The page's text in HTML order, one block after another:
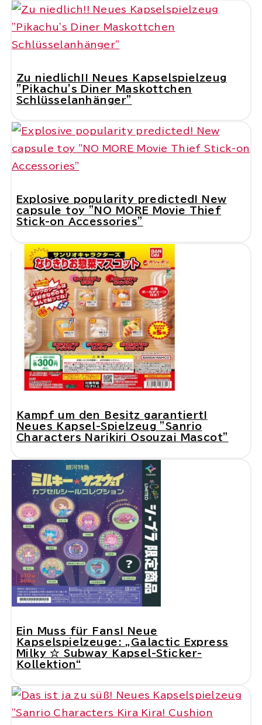
Zu niedlich!! Neues Kapselspielzeug
"Pikachu's Diner Maskottchen
Schlüsselanhänger"
Explosive popularity predicted! New
capsule toy "NO MORE Movie Thief
Stick-on Accessories"
Kampf um den Besitz garantiert!
Neues Kapsel-Spielzeug "Sanrio
Characters Narikiri Osouzai Mascot"
Ein Muss für Fans! Neue
Kapselspielzeuge: „Galactic Express
Milky ☆ Subway Kapsel-Sticker-
Kollektion“